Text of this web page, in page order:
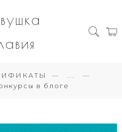
в блоге